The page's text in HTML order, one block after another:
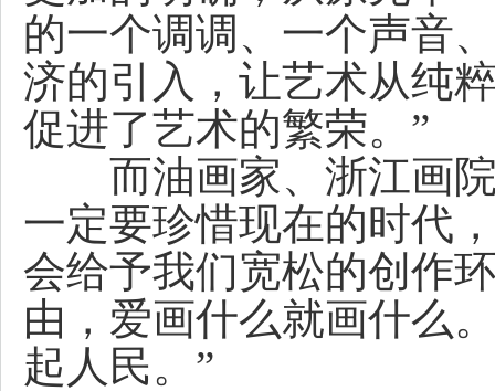
的一个调调、一个声音
济的引入，让艺术从纯
促进了艺术的繁荣。”
而油画家、浙江画院
一定要珍惜现在的时代
会给予我们宽松的创作
由，爱画什么就画什么
起人民。”